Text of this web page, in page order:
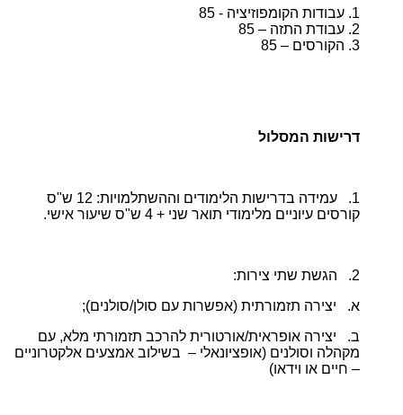
1. עבודות הקומפוזיציה - 85
2. עבודת התזה – 85
3. הקורסים – 85
דרישות המסלול
1. עמידה בדרישות הלימודים וההשתלמויות: 12 ש"ס
קורסים עיוניים מלימודי תואר שני + 4 ש"ס שיעור אישי.
2. הגשת שתי צירות:
א. יצירה תזמורתית (אפשרות עם סולן/סולנים);
ב. יצירה אופראית/אורטורית להרכב תזמורתי מלא, עם
מקהלה וסולנים (אופציונאלי – בשילוב אמצעים אלקטרוניים
– חיים או וידאו)